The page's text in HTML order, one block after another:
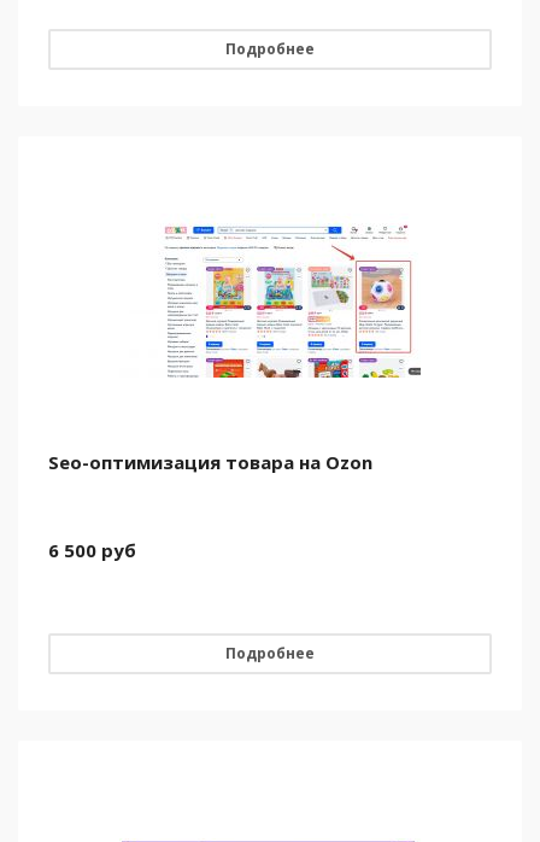
Подробнее
Seo-оптимизация товара на Ozon
6 500 руб
Подробнее